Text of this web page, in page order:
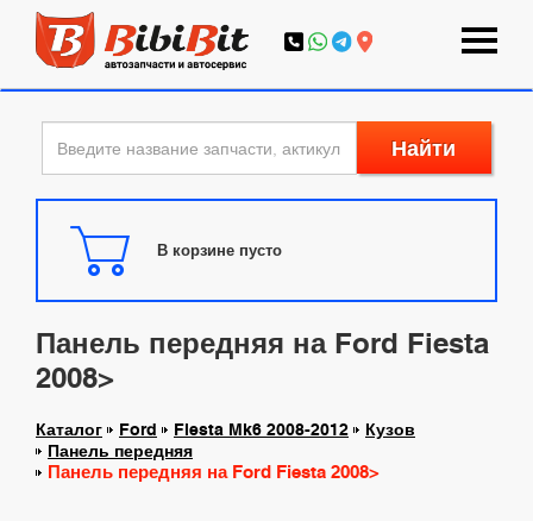
Найти
В корзине пусто
Панель передняя на Ford Fiesta
2008>
Каталог Ford Fiesta Mk6 2008-2012
Кузов
Панель передняя
Панель передняя на Ford Fiesta 2008>